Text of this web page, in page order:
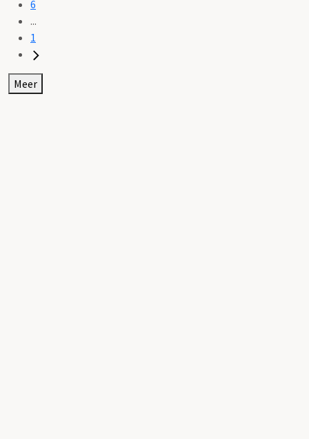
6
...
1
Meer